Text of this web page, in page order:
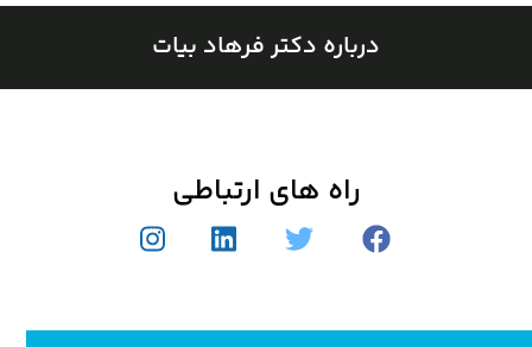
درباره دکتر فرهاد بیات
راه های ارتباطی